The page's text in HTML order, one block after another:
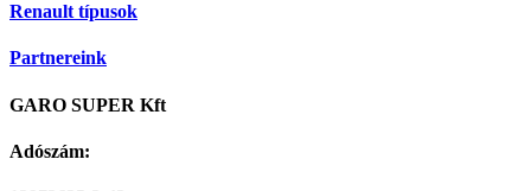
Renault típusok
Partnereink
GARO SUPER Kft
Adószám: